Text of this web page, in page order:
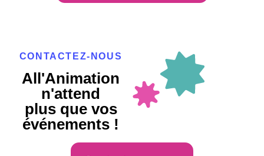
CONTACTEZ-NOUS
All'Animation
n'attend
plus que vos
événements !